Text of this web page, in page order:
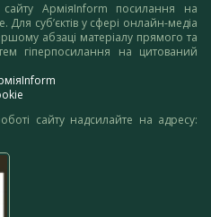
АрміяInform посилання на
Для суб’єктів у сфері онлайн-медіа
абзаці матеріалу прямого та
гіперпосилання на цитований
сайту надсилайте на адресу: